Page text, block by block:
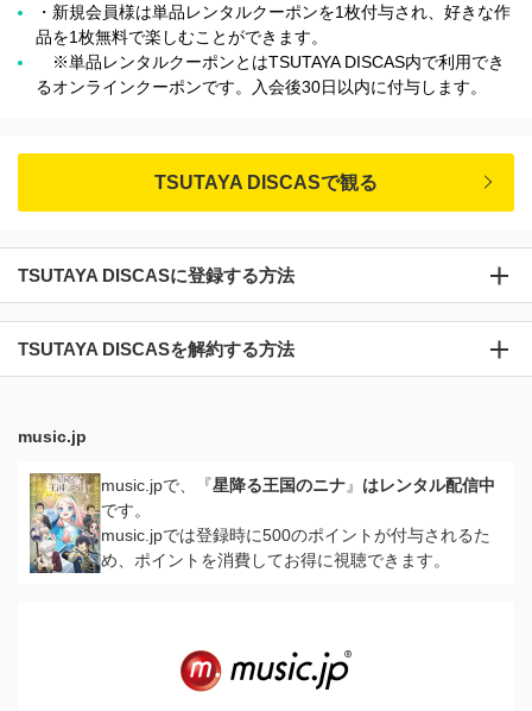
・新規会員様は単品レンタルクーポンを1枚付与され、好きな作
品を1枚無料で楽しむことができます。
※単品レンタルクーポンとはTSUTAYA DISCAS内で利用でき
るオンラインクーポンです。入会後30日以内に付与します。
TSUTAYA DISCASで観る
TSUTAYA DISCASに登録する方法
TSUTAYA DISCASを解約する方法
music.jp
music.jpで、『星降る王国のニナ』 はレンタル配信中
です。
music.jpでは登録時に500のポイントが付与されるた
め、ポイントを消費してお得に視聴できます。